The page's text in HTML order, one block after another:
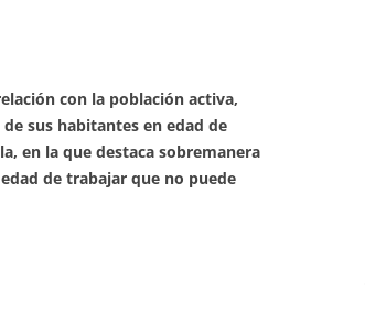
con la población activa,
sus habitantes en edad de
en la que destaca sobremanera
de trabajar que no puede